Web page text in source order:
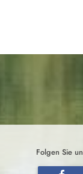
Folgen Sie